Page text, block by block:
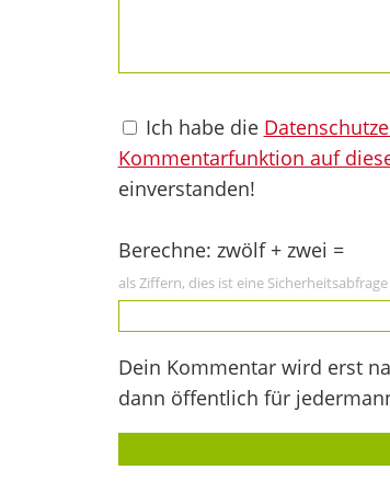
Ich habe die
Kommentarfunktion auf
einverstanden!
Berechne: zwölf + zwei =
als Ziffern, dies ist eine
Dein Kommentar wird erst
dann öffentlich für